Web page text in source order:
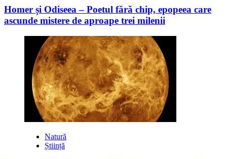
Homer și Odiseea – Poetul fără chip, epopeea care
ascunde mistere de aproape trei milenii
Natură
Știință